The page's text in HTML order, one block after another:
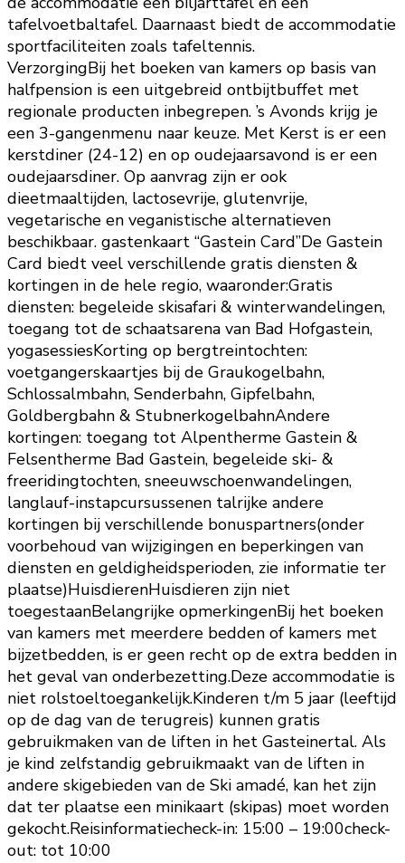
tafelvoetbaltafel. Daarnaast biedt de accommodatie
sportfaciliteiten zoals tafeltennis.
VerzorgingBij het boeken van kamers op basis van
halfpension is een uitgebreid ontbijtbuffet met
regionale producten inbegrepen. ’s Avonds krijg je
een 3-gangenmenu naar keuze. Met Kerst is er een
kerstdiner (24-12) en op oudejaarsavond is er een
oudejaarsdiner. Op aanvrag zijn er ook
dieetmaaltijden, lactosevrije, glutenvrije,
vegetarische en veganistische alternatieven
beschikbaar. gastenkaart “Gastein Card”De Gastein
Card biedt veel verschillende gratis diensten &
kortingen in de hele regio, waaronder:Gratis
diensten: begeleide skisafari & winterwandelingen,
toegang tot de schaatsarena van Bad Hofgastein,
yogasessiesKorting op bergtreintochten:
voetgangerskaartjes bij de Graukogelbahn,
Schlossalmbahn, Senderbahn, Gipfelbahn,
Goldbergbahn & StubnerkogelbahnAndere
kortingen: toegang tot Alpentherme Gastein &
Felsentherme Bad Gastein, begeleide ski- &
freeridingtochten, sneeuwschoenwandelingen,
langlauf-instapcursussenen talrijke andere
kortingen bij verschillende bonuspartners(onder
voorbehoud van wijzigingen en beperkingen van
diensten en geldigheidsperioden, zie informatie ter
plaatse)HuisdierenHuisdieren zijn niet
toegestaanBelangrijke opmerkingenBij het boeken
van kamers met meerdere bedden of kamers met
bijzetbedden, is er geen recht op de extra bedden in
het geval van onderbezetting.Deze accommodatie is
niet rolstoeltoegankelijk.Kinderen t/m 5 jaar (leeftijd
op de dag van de terugreis) kunnen gratis
gebruikmaken van de liften in het Gasteinertal. Als
je kind zelfstandig gebruikmaakt van de liften in
andere skigebieden van de Ski amadé, kan het zijn
dat ter plaatse een minikaart (skipas) moet worden
gekocht.Reisinformatiecheck-in: 15:00 – 19:00check-
out: tot 10:00